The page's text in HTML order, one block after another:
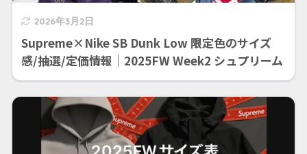
2026年3月2日
Supreme×Nike SB Dunk Low 限定色のサイズ
感/抽選/定価情報｜2025FW Week2 シュプリーム